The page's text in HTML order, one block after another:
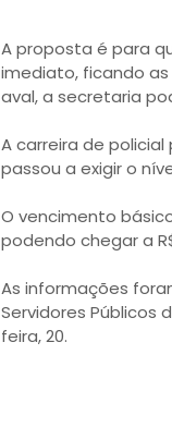
A proposta é para
imediato, ficando
aval, a secretaria
A carreira de
passou a exigir o
O vencimento
podendo chegar a
As informações
Servidores Públicos
feira, 20.